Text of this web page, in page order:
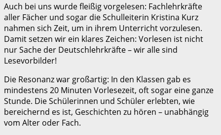
Auch bei uns wurde fleißig vorgelesen: Fachlehrkräfte
aller Fächer und sogar die Schulleiterin Kristina Kurz
nahmen sich Zeit, um in ihrem Unterricht vorzulesen.
Damit setzen wir ein klares Zeichen: Vorlesen ist nicht
nur Sache der Deutschlehrkräfte – wir alle sind
Lesevorbilder!
Die Resonanz war großartig: In den Klassen gab es
mindestens 20 Minuten Vorlesezeit, oft sogar eine ganze
Stunde. Die Schülerinnen und Schüler erlebten, wie
bereichernd es ist, Geschichten zu hören – unabhängig
vom Alter oder Fach.